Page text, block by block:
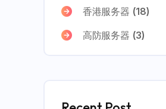
香港服务器 (18)
高防服务器 (3)